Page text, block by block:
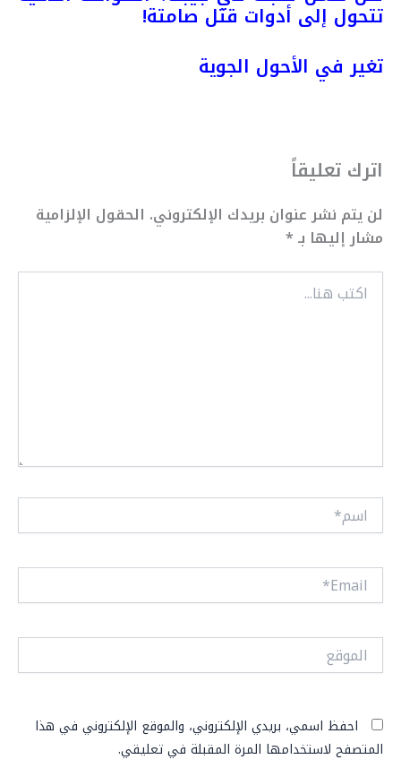
تتحول إلى أدوات قتل صامتة!
تغير في الأحول الجوية
اترك تعليقاً
لن يتم نشر عنوان بريدك الإلكتروني. الحقول الإلزامية
مشار إليها بـ*
اكتب
هنا...
اسم*
Email*
الموقع
احفظ اسمي، بريدي الإلكتروني، والموقع الإلكتروني في هذا
المتصفح لاستخدامها المرة المقبلة في تعليقي.